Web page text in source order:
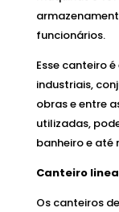
funcionários.
Esse canteiro
industriais,
obras e entre
utilizadas,
banheiro e até
Canteiro
Os canteiros